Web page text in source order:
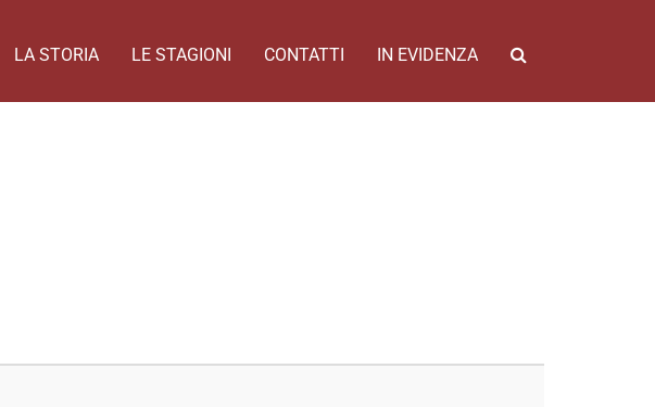
LA STORIA LE STAGIONI CONTATTI IN EVIDENZA